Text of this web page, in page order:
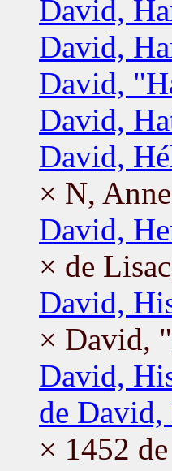
David,
David,
David,
David,
David,
× N, Anne
David,
× de
David,
× David,
David,
de David,
× 1452